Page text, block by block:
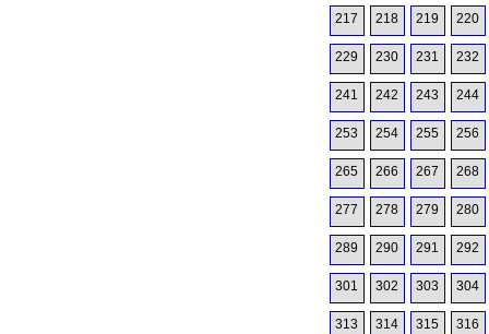
217 218 219 220
229 230 231 232
241 242 243 244
253 254 255 256
265 266 267 268
277 278 279 280
289 290 291 292
301 302 303 304
313 314 315 316